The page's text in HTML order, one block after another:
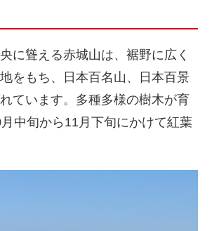
に聳える赤城山は、裾野に広く
をもち、日本百名山、日本百景
ています。多種多様の樹木が育
中旬から11月下旬にかけて紅葉